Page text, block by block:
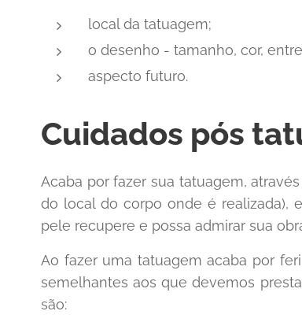
local da tatuagem;
o desenho - tamanho, cor,
aspecto futuro.
Cuidados pós
Acaba por fazer sua tatuagem,
do local do corpo onde é realizada),
pele recupere e possa admirar sua
Ao fazer uma tatuagem acaba por
semelhantes aos que devemos
são: